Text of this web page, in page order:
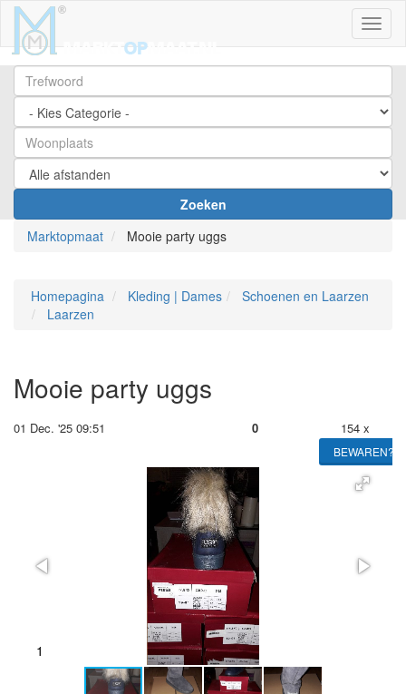
Zoeken
Marktopmaat
Mooie party uggs
Homepagina Kleding | Dames
Schoenen en Laarzen
Laarzen
Mooie party uggs
01 Dec. '25 09:51 0 154 x
BEWAREN?
2